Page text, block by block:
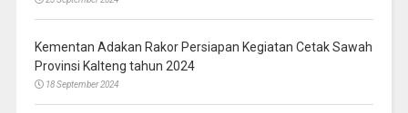
Kementan Adakan Rakor Persiapan Kegiatan Cetak Sawah
Provinsi Kalteng tahun 2024
18 September 2024